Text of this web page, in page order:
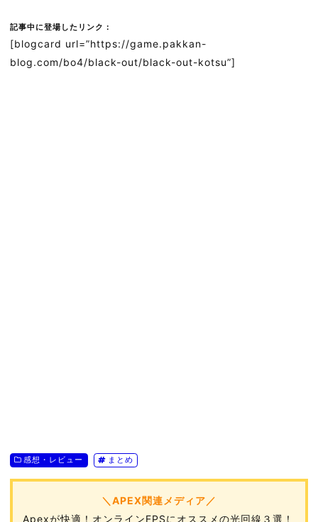
記事中に登場したリンク：
[blogcard url=”https://game.pakkan-
blog.com/bo4/black-out/black-out-kotsu”]
感想・レビュー まとめ
＼APEX関連メディア／
Apexが快適！オンラインFPSにオススメの光回線３選！